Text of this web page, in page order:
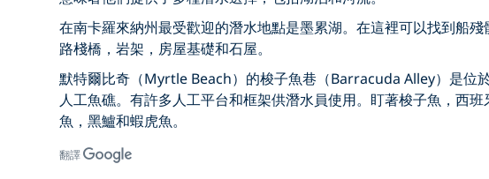
在南卡羅來納州最受歡迎的潛水地點是墨累湖。在這裡可以找到船殘
路棧橋，岩架，房屋基礎和石屋。
默特爾比奇（Myrtle Beach）的梭子魚巷（Barracuda Alley）是位
人工魚礁。有許多人工平台和框架供潛水員使用。盯著梭子魚，西班
魚，黑鱸和蝦虎魚。
翻譯